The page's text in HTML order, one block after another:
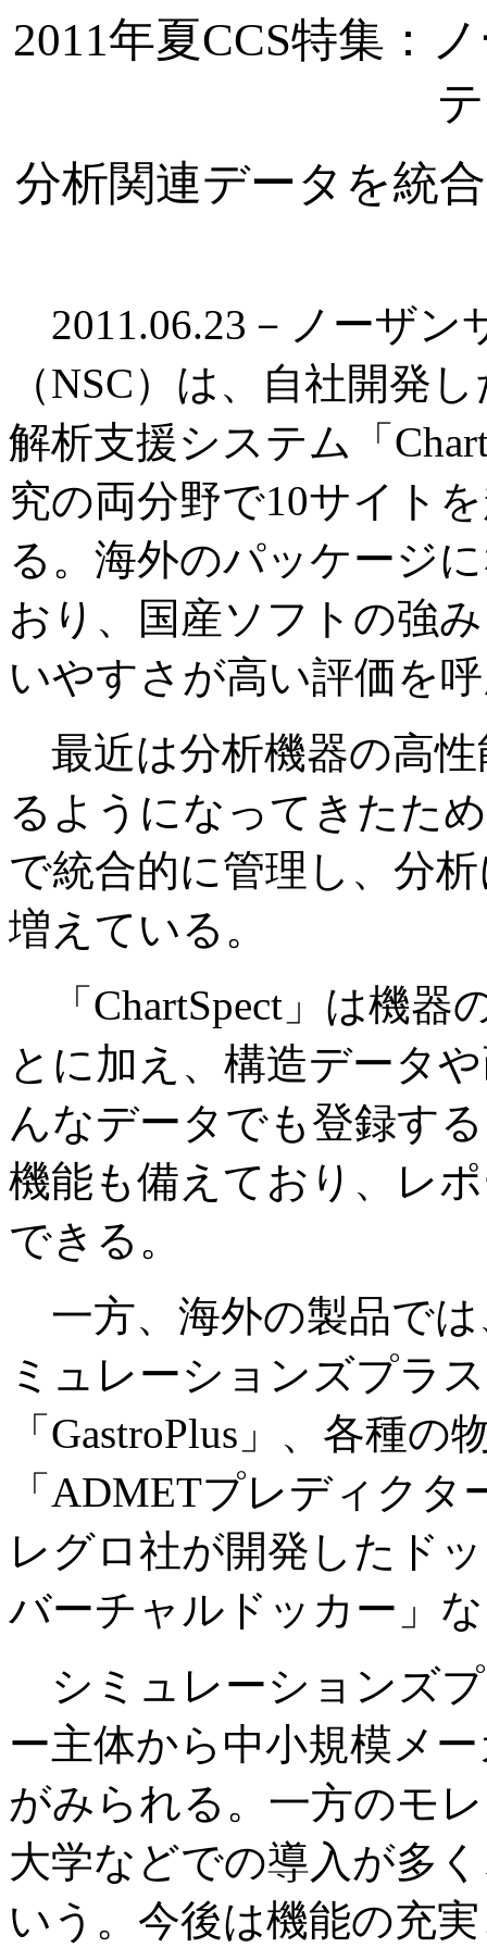
2011年夏CCS特集：
分析関連データを統
2011.06.23－ノーザン
（NSC）は、自社開発
解析支援システム「
究の両分野で10サイト
る。海外のパッケージ
おり、国産ソフトの強
いやすさが高い評価を
最近は分析機器の高
るようになってきたた
で統合的に管理し、分
増えている。
「ChartSpect」は機器
とに加え、構造データ
んなデータでも登録す
機能も備えており、レ
できる。
一方、海外の製品では
ミュレーションズプラ
「GastroPlus」、各種
「ADMETプレディク
レグロ社が開発したド
バーチャルドッカー」
シミュレーションズ
ー主体から中小規模メ
がみられる。一方のモ
大学などでの導入が多
いう。今後は機能の充